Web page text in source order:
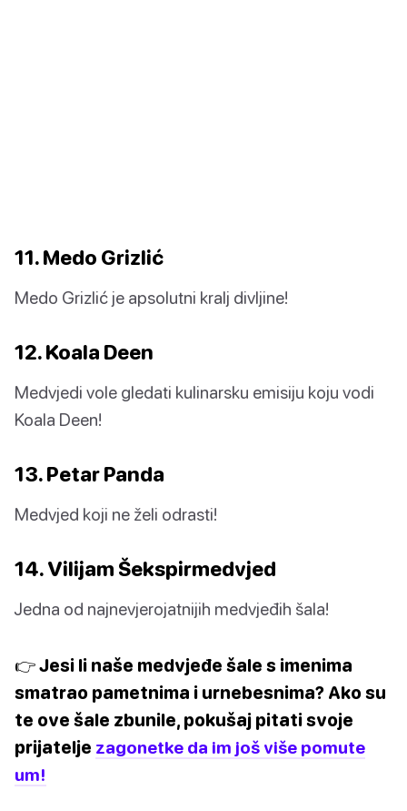
11. Medo Grizlić
Medo Grizlić je apsolutni kralj divljine!
12. Koala Deen
Medvjedi vole gledati kulinarsku emisiju koju vodi
Koala Deen!
13. Petar Panda
Medvjed koji ne želi odrasti!
14. Vilijam Šekspirmedvjed
Jedna od najnevjerojatnijih medvjeđih šala!
👉 Jesi li naše medvjeđe šale s imenima
smatrao pametnima i urnebesnima? Ako su
te ove šale zbunile, pokušaj pitati svoje
prijatelje zagonetke da im još više pomute
um!